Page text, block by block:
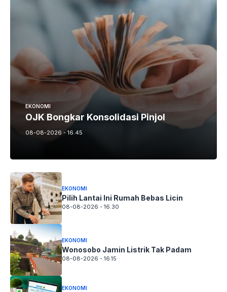
EKONOMI
OJK Bongkar Konsolidasi Pinjol
08-08-2026 - 16.45
EKONOMI
Pilih Lantai Ini Rumah Bebas Licin
08-08-2026 - 16.30
EKONOMI
Wonosobo Jamin Listrik Tak Padam
08-08-2026 - 16.15
EKONOMI